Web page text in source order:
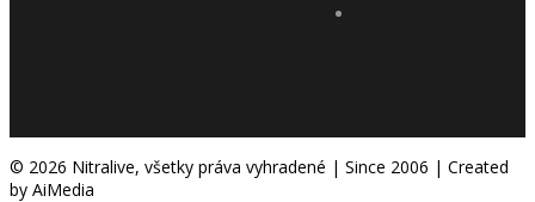
© 2026 Nitralive, všetky práva vyhradené | Since 2006 | Created
by AiMedia